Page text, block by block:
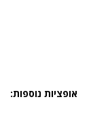
אופציות נוספות: